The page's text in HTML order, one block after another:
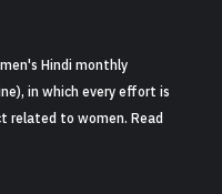
Hindi monthly
in which every effort is
related to women. Read